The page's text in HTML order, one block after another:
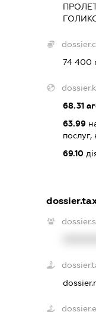
74 400
68.31
63.99
послуг,
69.10